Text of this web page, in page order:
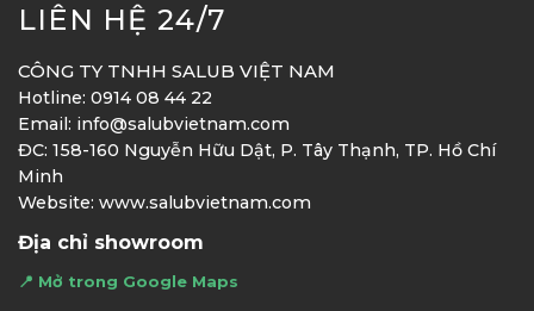
LIÊN HỆ 24/7
CÔNG TY TNHH SALUB VIỆT NAM
Hotline: 0914 08 44 22
Email: info@salubvietnam.com
ĐC: 158-160 Nguyễn Hữu Dật, P. Tây Thạnh, TP. Hồ Chí
Minh
Website: www.salubvietnam.com
Địa chỉ showroom
📍 Mở trong Google Maps